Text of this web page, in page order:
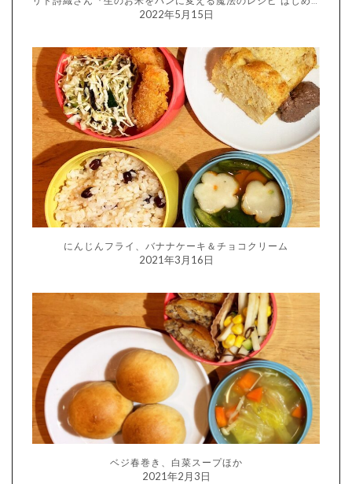
2022年5月15日
にんじんフライ、バナナケーキ＆チョコクリーム
2021年3月16日
ベジ春巻き、白菜スープほか
2021年2月3日